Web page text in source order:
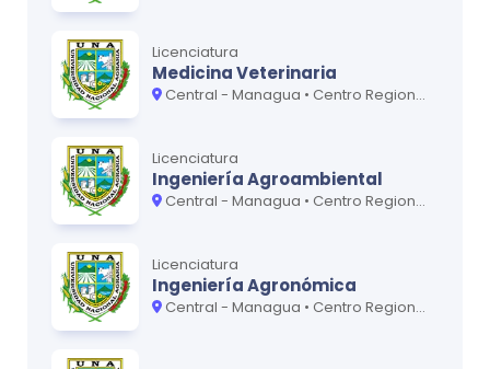
Licenciatura
Medicina Veterinaria
Central - Managua • Centro Regional UNA-Camoapa • Centro Regional UNA-Juigalpa
Licenciatura
Ingeniería Agroambiental
Central - Managua • Centro Regional UNA-Juigalpa
Licenciatura
Ingeniería Agronómica
Central - Managua • Centro Regional UNA-Camoapa • Centro Regional UNA-Juigalpa